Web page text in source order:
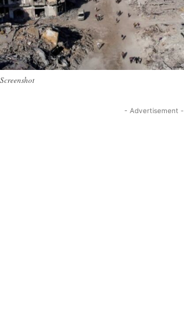
Screenshot
- Advertisement -